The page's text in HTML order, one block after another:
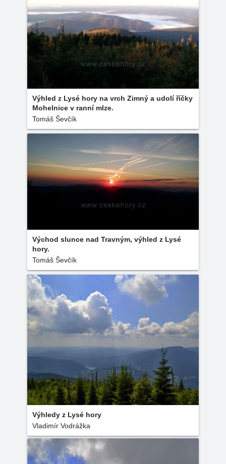
Výhled z Lysé hory na vrch Zimný a udolí říčky
Mohelnice v ranní mlze.
Tomáš Ševčík
Východ slunce nad Travným, výhled z Lysé
hory.
Tomáš Ševčík
Výhledy z Lysé hory
Vladimír Vodrážka